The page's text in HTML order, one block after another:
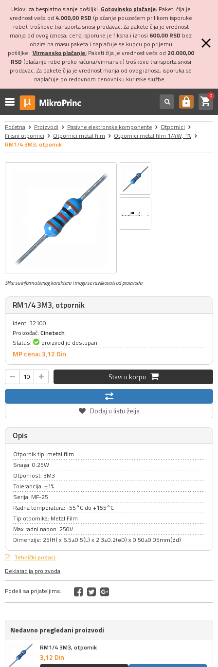
Uslovi za besplatno slanje pošiljki: Gotovinsko plaćanje:Paketi čija je
vrednost veća od 4.000,00 RSD (plaćanje pouzećem prilikom isporuke
robe), troškove transporta snosi prodavac. Za pakete čija je vrednost
manja od ovog iznosa, cena isporuke je fiksna i iznosi 600,00 RSD bez
obzira na masu paketa i naplaćuje se kupcu po prijemu
pošiljke. Virmansko plaćanje:Paketi čija je vrednost veća od 20.000,00
RSD (plaćanje robe preko računa/virmanski) troškove transporta snosi
prodavac. Za pakete čija je vrednost manja od ovog iznosa, isporuka se
naplaćuje po redovnom cenovniku kurirske službe.
https shopping_cart0
Početna Proizvodi Pasivne elektronske komponente
Otpornici
Fiksni otpornici
Otpornici metal film
Otpornici metal film 1/4W, 1%
RM1/4 3M3, otpornik
Slike su informativnog karaktera i mogu se razlikovati od proizvoda
RM1/4 3M3, otpornik
Ident: 32100
Proizođač: Cinetech
Status:
proizvod je dostupan
MP cena: 3,12 Din
Stavi u korpu
Dodaj u listu želja
Opis
Otpornik tip: metal film
Snaga: 0.25W
Otpornost: 3M3
Tolerancija: ±1%
Serija: MF-25
Radna temperatura: -55°C do +155°C
Tip otpornika: Metal Film
Max radni napon: 250V
Dimenzije: 25(H) x 6.5±0.5(L) x 2.3±0.2(øD) x 0.50±0.05mm(ød)
Tehnički podaci
Deklaracija proizvoda
Podeli sa prijateljima:
Nedavno pregledani proizvodi
RM1/4 3M3, otpornik
3,12 Din